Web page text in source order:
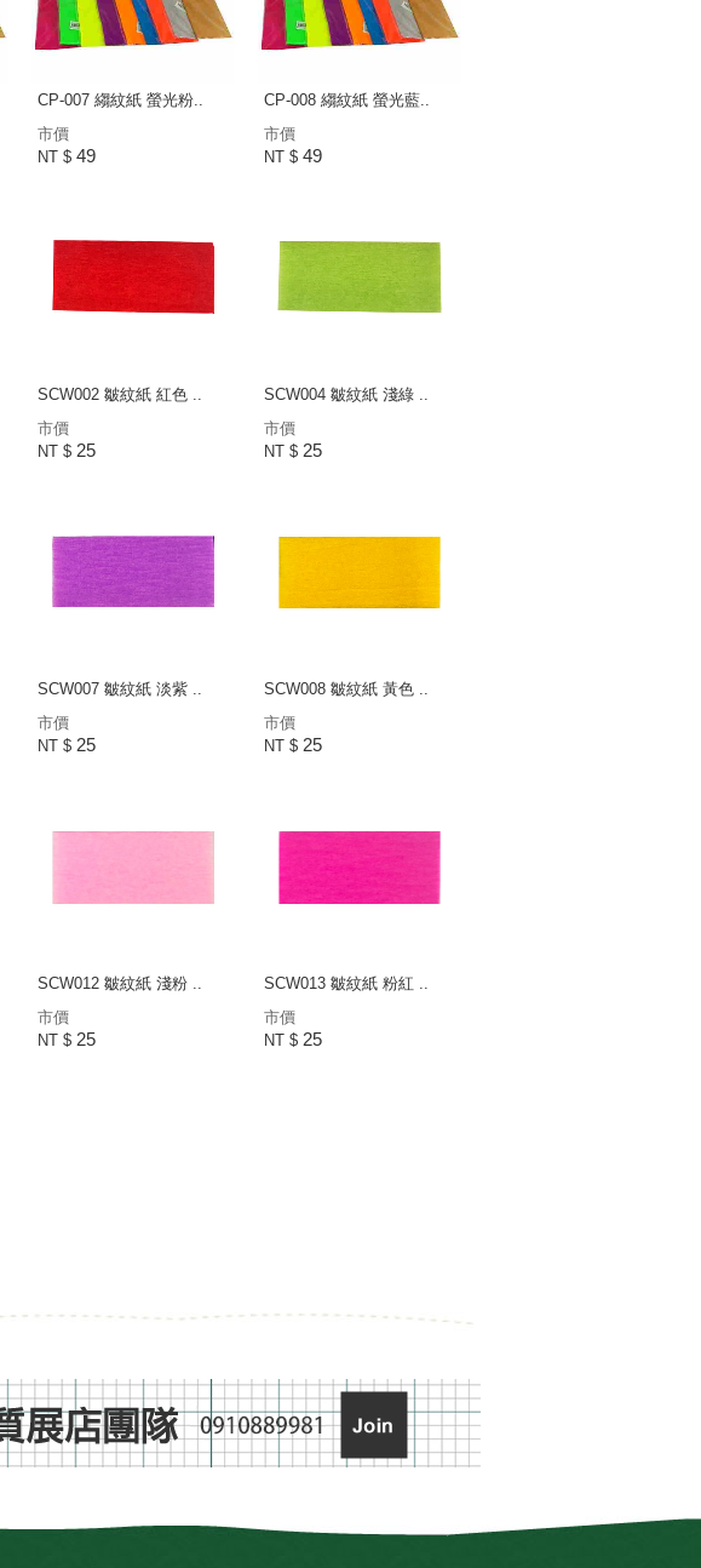
CP-007 縐紋紙 螢光粉..
市價
NT $ 49
CP-008 縐紋紙 螢光藍..
市價
NT $ 49
SCW002 皺紋紙 紅色 ..
市價
NT $ 25
SCW004 皺紋紙 淺綠 ..
市價
NT $ 25
SCW007 皺紋紙 淡紫 ..
市價
NT $ 25
SCW008 皺紋紙 黃色 ..
市價
NT $ 25
SCW012 皺紋紙 淺粉 ..
市價
NT $ 25
SCW013 皺紋紙 粉紅 ..
市價
NT $ 25